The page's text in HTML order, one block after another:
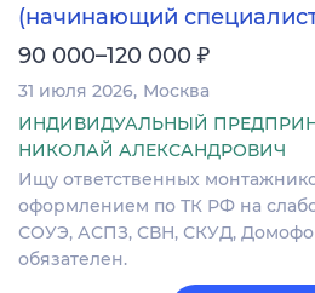
(начинающий
90 000–120 000 ₽
31 июля 2026 Москва
ИНДИВИДУАЛЬНЫЙ
НИКОЛАЙ АЛЕКСАНДРОВИЧ
Ищу ответственных
оформлением по ТК РФ на
СОУЭ, АСПЗ, СВН, СКУД,
обязателен.